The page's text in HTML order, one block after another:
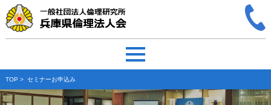
TOP > セミナーお申込み